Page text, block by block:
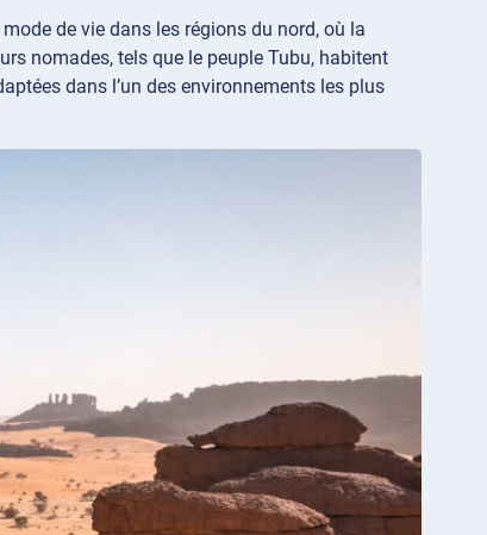
de vie dans les régions du nord, où la
nomades, tels que le peuple Tubu, habitent
dans l’un des environnements les plus